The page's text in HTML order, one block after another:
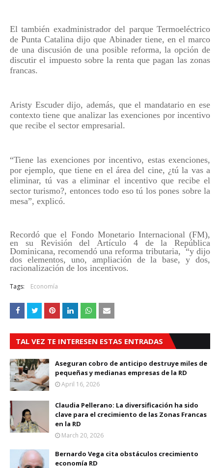
El también exadministrador del parque Termoeléctrico
de Punta Catalina dijo que Abinader tiene, en el marco
de una discusión de una posible reforma, la opción de
discutir el impuesto sobre la renta que pagan las zonas
francas.
Aristy Escuder dijo, además, que el mandatario en ese
contexto tiene que analizar las exenciones por incentivo
que recibe el sector empresarial.
“Tiene las exenciones por incentivo, estas exenciones,
por ejemplo, que tiene en el área del cine, ¿tú la vas a
eliminar, tú vas a eliminar el incentivo que recibe el
sector turismo?, entonces todo eso tú los pones sobre la
mesa”, explicó.
Recordó que el Fondo Monetario Internacional (FM),
en su Revisión del Artículo 4 de la República
Dominicana, recomendó una reforma tributaria, “y dijo
dos elementos, uno, ampliación de la base, y dos,
racionalización de los incentivos.
Tags: Economía
TAL VEZ TE INTERESEN ESTAS ENTRADAS
Aseguran cobro de anticipo destruye miles de
pequeñas y medianas empresas de la RD
April 16, 2026
Claudia Pellerano: La diversificación ha sido
clave para el crecimiento de las Zonas Francas
en la RD
March 20, 2026
Bernardo Vega cita obstáculos crecimiento
economía RD